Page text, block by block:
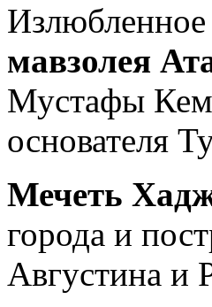
Излюбленное
мавзолея
Мустафы
основателя
Мечеть
города и
Августина и